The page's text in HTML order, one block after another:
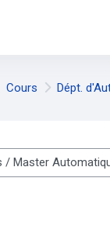
Cours Dépt.
cours